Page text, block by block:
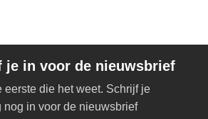
je in voor de nieuwsbrief
eerste die het weet. Schrijf je
nog in voor de nieuwsbrief